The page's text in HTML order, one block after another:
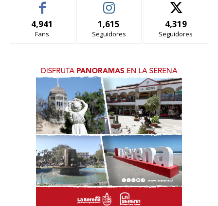
4,941
Fans
1,615
Seguidores
4,319
Seguidores